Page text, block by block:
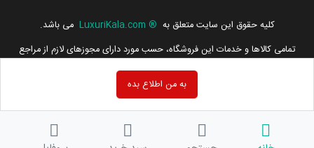
به من اطلاع بده
کلیه حقوق این سایت متعلق به ®
LuxuriKala.com می باشد.
تمامی كالاها و خدمات این فروشگاه، حسب مورد دارای مجوزهای لازم از مراجع
مربوطه می باشند و فعالیت های این سایت تابع قوانین و مقررات جمهوری